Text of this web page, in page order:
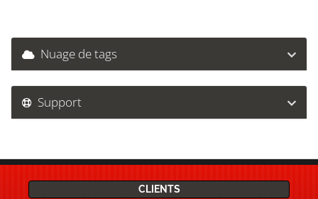
Nuage de tags
Support
CLIENTS